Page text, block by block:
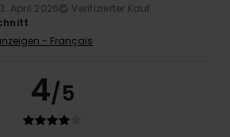
April 2026
Verifizierter Kauf
- Français
4/5